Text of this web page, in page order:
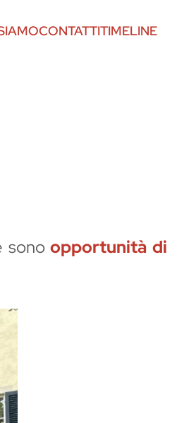
CONTATTITIMELINE
sonoopportunità di